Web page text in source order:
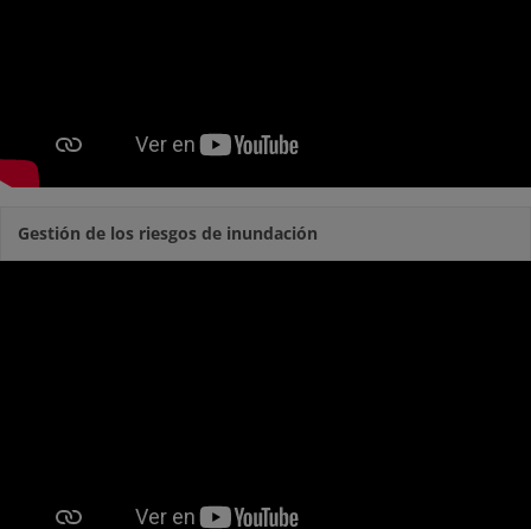
Gestión de los riesgos de inundación